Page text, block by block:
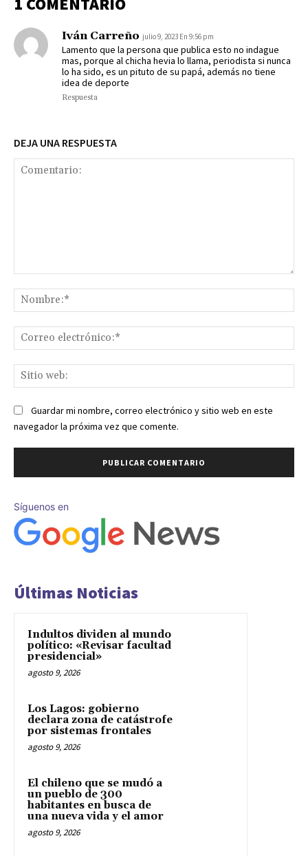
Iván Carreño julio 9, 2023 En 9:56 pm
Lamento que la persona que publica esto no indague
mas, porque al chicha hevia lo llama, periodista si nunca
lo ha sido, es un pituto de su papá, además no tiene
idea de deporte
Respuesta
DEJA UNA RESPUESTA
Guardar mi nombre, correo electrónico y sitio web en este
navegador la próxima vez que comente.
Síguenos en
Últimas Noticias
Indultos dividen al mundo
político: «Revisar facultad
presidencial»
agosto 9, 2026
Los Lagos: gobierno
declara zona de catástrofe
por sistemas frontales
agosto 9, 2026
El chileno que se mudó a
un pueblo de 300
habitantes en busca de
una nueva vida y el amor
agosto 9, 2026